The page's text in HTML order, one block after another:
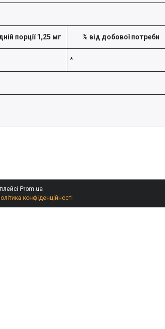
порції 1,25 мг % від добової потреби
*
Prom.ua
конфіденційності